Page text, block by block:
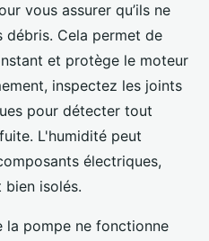
vous assurer qu’ils ne
débris. Cela permet de
et protège le moteur
inspectez les joints
pour détecter tout
L'humidité peut
électriques,
isolés.
la pompe ne fonctionne